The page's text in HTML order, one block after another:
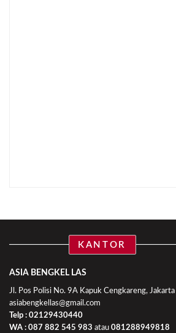
KANTOR
ASIA BENGKEL LAS
Jl. Pos Polisi No. 9A Kapuk Cengkareng,
asiabengkellas@gmail.com
Telp : 02129430440
WA : 087 882 545 983 atau 081288949818